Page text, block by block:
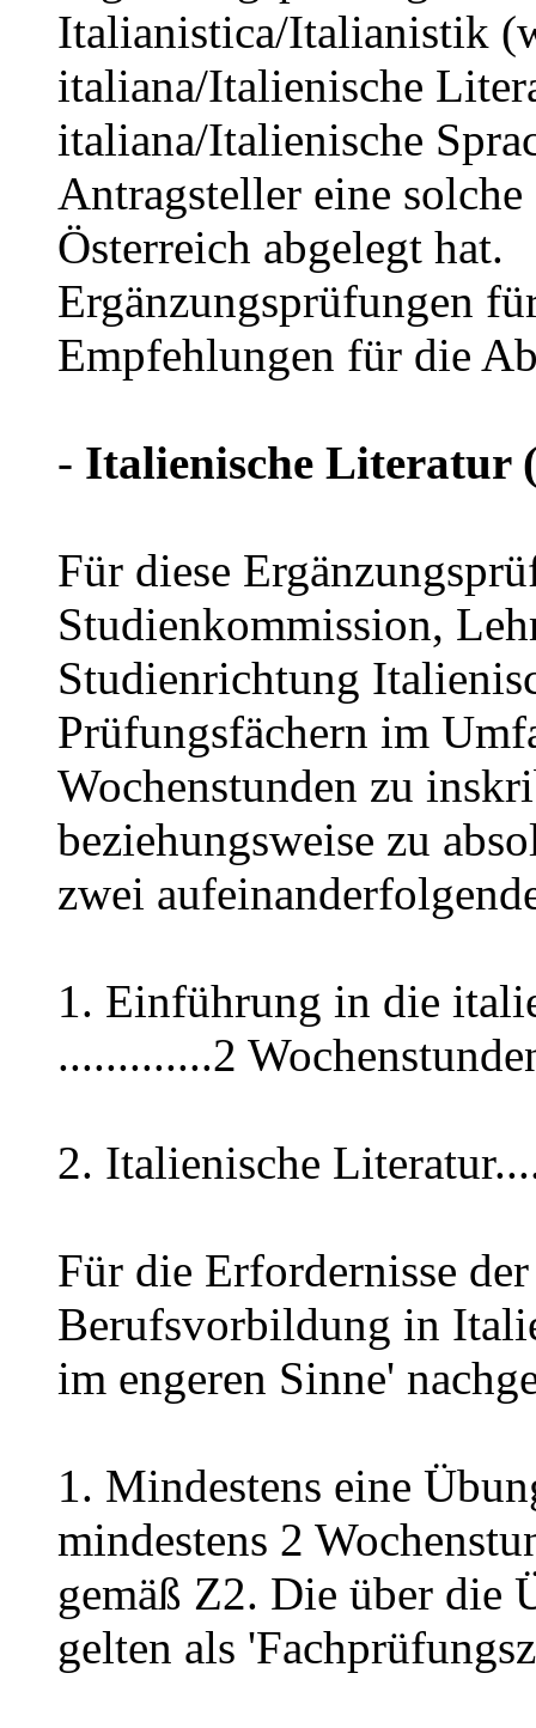
Italianistica/Italianistik
italiana/Italienische
italiana/Italienische
Antragsteller eine
Österreich abgelegt hat.
Ergänzungsprüfungen
Empfehlungen für die
- Italienische Literatur
Für diese
Studienkommission,
Studienrichtung
Prüfungsfächern im
Wochenstunden zu
beziehungsweise zu
zwei
1. Einführung in die
.............2
2. Italienische
Für die Erfordernisse
Berufsvorbildung in
im engeren Sinne'
1. Mindestens eine
mindestens 2
gemäß Z2. Die über die
gelten als